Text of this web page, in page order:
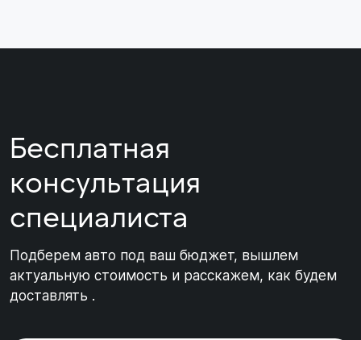
Бесплатная
консультация
специалиста
Подберем авто под ваш бюджет, вышлем
актуальную стоимость и расскажем, как будем
доставлять .